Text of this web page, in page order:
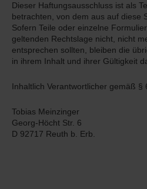
Dieser Haftungsausschluss ist als
betrachten, von dem aus auf diese
Sofern Teile oder einzelne
geltenden Rechtslage nicht, nicht
entsprechen sollten, bleiben die
in ihrem Inhalt und ihrer Gültigkeit
Inhaltlich Verantwortlicher gemäß §
Tobias Meinzinger
Georg-Höcht Str. 6
D 92717 Reuth b. Erb.